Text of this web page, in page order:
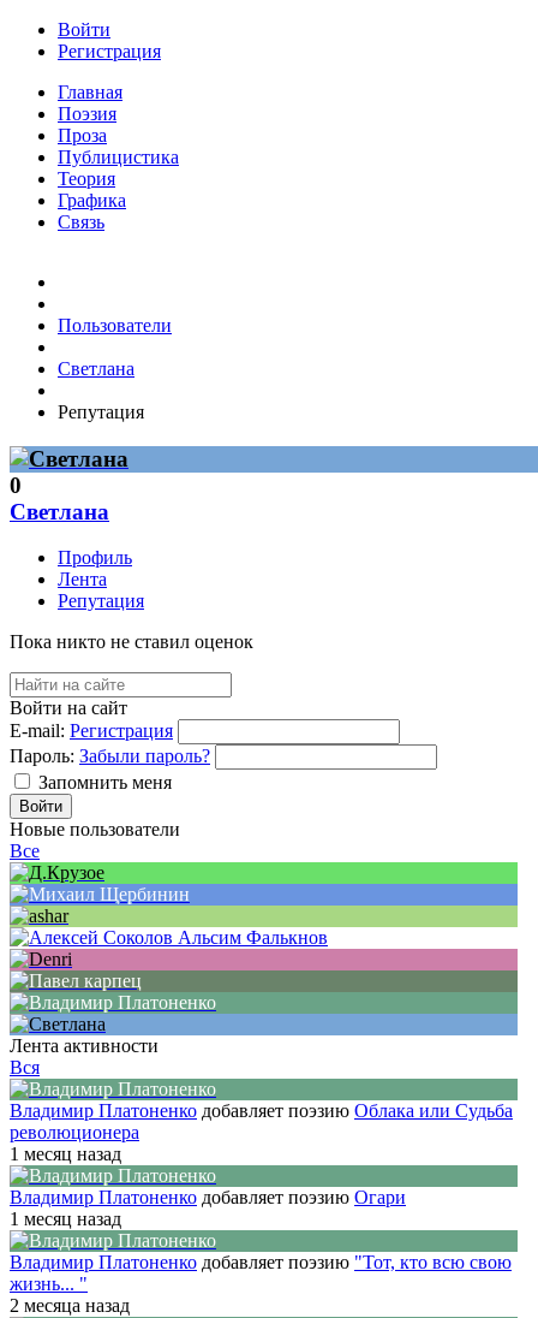
Войти
Регистрация
Главная
Поэзия
Проза
Публицистика
Теория
Графика
Связь
Пользователи
Светлана
Репутация
0
Светлана
Профиль
Лента
Репутация
Пока никто не ставил оценок
Войти на сайт
E-mail: Регистрация
Пароль: Забыли пароль?
Запомнить меня
Новые пользователи
Все
Лента активности
Вся
Владимир Платоненко добавляет поэзию Облака или Судьба
революционера
1 месяц назад
Владимир Платоненко добавляет поэзию Огари
1 месяц назад
Владимир Платоненко добавляет поэзию "Тот, кто всю свою
жизнь... "
2 месяца назад